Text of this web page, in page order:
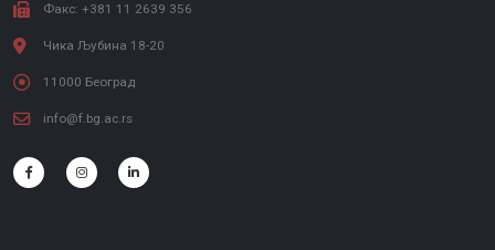
Факс: +381 11 2639 356
Чика Љубина 18-20
11000 Београд
info@f.bg.ac.rs